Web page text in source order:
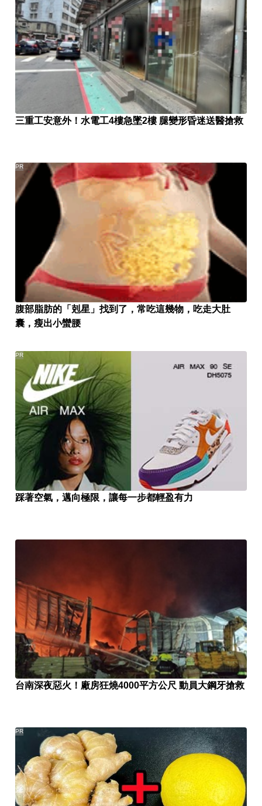
三重工安意外！水電工4樓急墜2樓 腿變形昏迷送醫搶救
腹部脂肪的「剋星」找到了，常吃這幾物，吃走大肚
囊，瘦出小蠻腰
PR
踩著空氣，邁向極限，讓每一步都輕盈有力
PR
台南深夜惡火！廠房狂燒4000平方公尺 動員大鋼牙搶救
PR